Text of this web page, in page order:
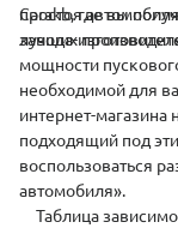
Carakb, где вы
лучших
простоя
завода-
мощности
необходимой для
интернет-магазина
подходящий под
воспользоваться
автомобиля».
Таблица